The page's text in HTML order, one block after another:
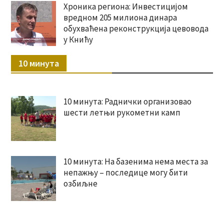
Хроника региона: Инвестицијом
вредном 205 милиона динара
обухваћена реконструкција цевовода
у Книћу
10 минута
10 минута: Раднички организовао
шести летњи рукометни камп
10 минута: На базенима нема места за
непажњу – последице могу бити
озбиљне